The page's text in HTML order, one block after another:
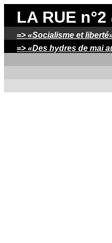
LA RUE n°2
=> «Socialisme et
=> «Des hydres de mai